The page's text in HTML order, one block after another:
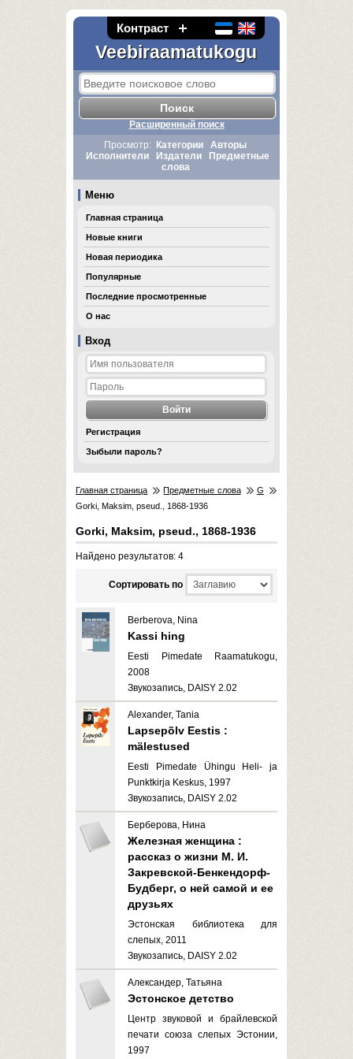
Контраст
Veebiraamatukogu
Вход
Регистрация
Зыбыли пароль?
Расширенный поиск
Просмотр:
Категории
Авторы
Исполнители
Издатели
Предметные
слова
Меню
Главная страница
Новые книги
Новая периодика
Популярные
Последние просмотренные
О нас
Главная страница Предметные слова
G
Gorki, Maksim, pseud., 1868-1936
Gorki, Maksim, pseud., 1868-1936
Найдено результатов: 4
Cортировать по
Berberova, Nina
Kassi hing
Eesti Pimedate Raamatukogu,
2008
Звукозапись, DAISY 2.02
Alexander, Tania
Lapsepõlv Eestis :
mälestused
Eesti Pimedate Ühingu Heli- ja
Punktkirja Keskus, 1997
Звукозапись, DAISY 2.02
Берберова, Нина
Железная женщина :
рассказ о жизни М. И.
Закревской-Бенкендорф-
Будберг, о ней самой и ее
друзьях
Эстонская библиотека для
слепых, 2011
Звукозапись, DAISY 2.02
Александер, Татьяна
Эстонское детство
Центр звуковой и брайлевской
печати союза слепых Эстонии,
1997